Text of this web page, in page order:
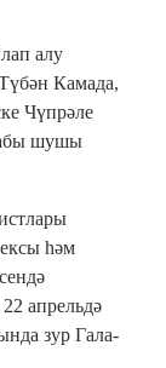
алу
Камада,
Чүпрәле
шушы
һәм
апрельдә
зур Гала-